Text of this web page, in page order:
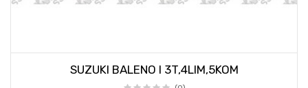
SUZUKI BALENO I 3T,4LIM,5KOM